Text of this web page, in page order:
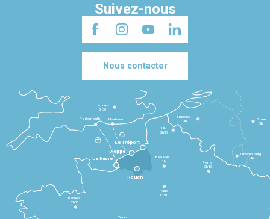
Suivez-nous
Nous contacter
Le Havre
Dieppe
Le Tréport
Rennes
2h30
Tours
Paris
1h30
Beauvais
1h
Reims
2h45
Lille
2h30
Bruxelles
3h
Londres
3h30
Newhaven
Portsmouth
Bonn
5h
Luxembourg
4h
Rouen